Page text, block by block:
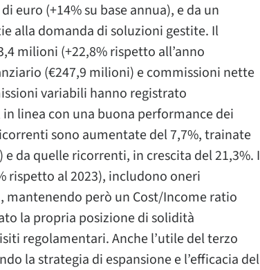
euro (+14% su base annua), e da un
alla domanda di soluzioni gestite. Il
milioni (+22,8% rispetto all’anno
(€247,9 milioni) e commissioni nette
variabili hanno registrato
linea con una buona performance dei
sono aumentate del 7,7%, trainate
da quelle ricorrenti, in crescita del 21,3%. I
rispetto al 2023), includono oneri
però un Cost/Income ratio
la propria posizione di solidità
regolamentari. Anche l’utile del terzo
la strategia di espansione e l’efficacia del